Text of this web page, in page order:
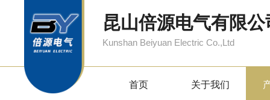
昆山倍源电气有限公
Kunshan Beiyuan Electric Co.,Ltd
首页 关于我们